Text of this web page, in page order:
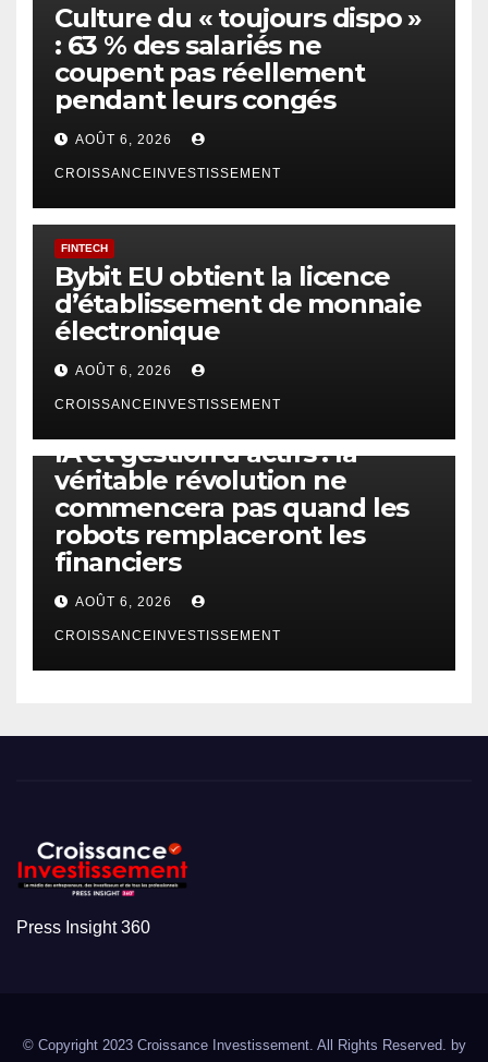
Culture du « toujours dispo »
: 63 % des salariés ne
coupent pas réellement
pendant leurs congés
AOÛT 6, 2026
CROISSANCEINVESTISSEMENT
FINTECH
Bybit EU obtient la licence
d’établissement de monnaie
électronique
AOÛT 6, 2026
CROISSANCEINVESTISSEMENT
IA et gestion d’actifs : la
véritable révolution ne
commencera pas quand les
robots remplaceront les
financiers
AOÛT 6, 2026
CROISSANCEINVESTISSEMENT
Press Insight 360
© Copyright 2023 Croissance Investissement. All Rights Reserved. by